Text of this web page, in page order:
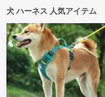
犬 ハーネス 人気アイテム